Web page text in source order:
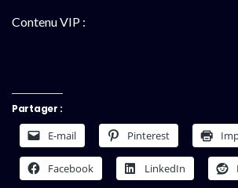
Contenu VIP :
Partager :
E-mail Pinterest
Facebook LinkedIn